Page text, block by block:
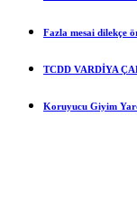
Fazla mesai dilekçe
TCDD VARDİYA
Koruyucu Giyim